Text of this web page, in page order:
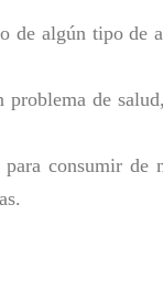
algún tipo de
de
consumir de